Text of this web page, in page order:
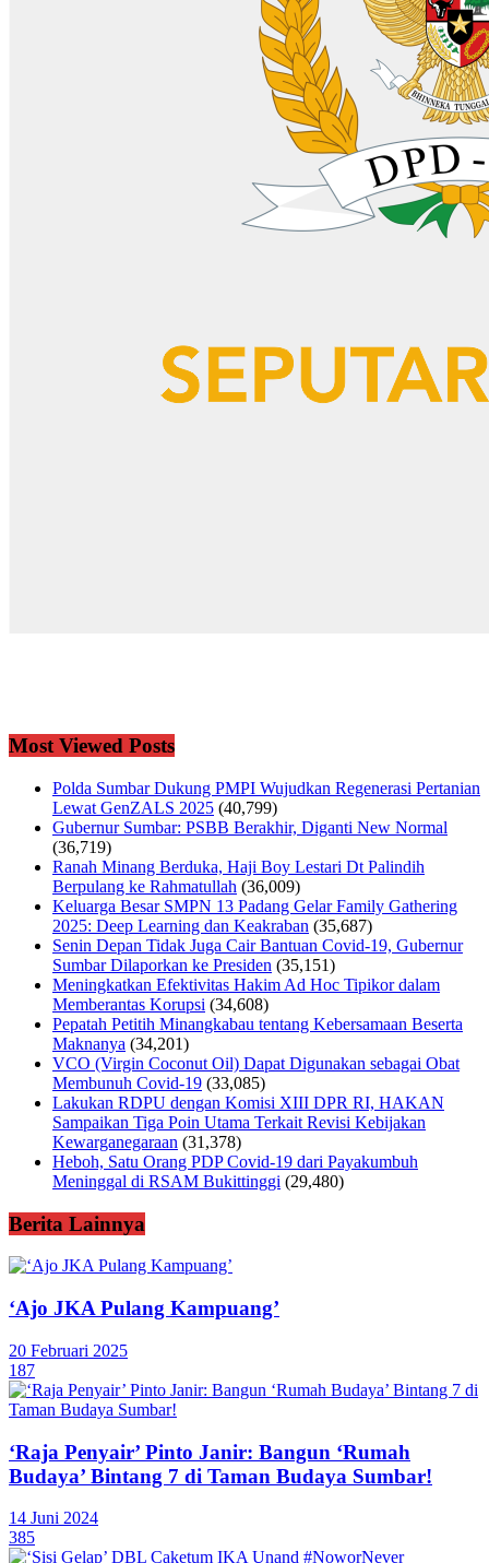
Most Viewed Posts
Polda Sumbar Dukung PMPI Wujudkan Regenerasi Pertanian
Lewat GenZALS 2025 (40,799)
Gubernur Sumbar: PSBB Berakhir, Diganti New Normal
(36,719)
Ranah Minang Berduka, Haji Boy Lestari Dt Palindih
Berpulang ke Rahmatullah (36,009)
Keluarga Besar SMPN 13 Padang Gelar Family Gathering
2025: Deep Learning dan Keakraban (35,687)
Senin Depan Tidak Juga Cair Bantuan Covid-19, Gubernur
Sumbar Dilaporkan ke Presiden (35,151)
Meningkatkan Efektivitas Hakim Ad Hoc Tipikor dalam
Memberantas Korupsi (34,608)
Pepatah Petitih Minangkabau tentang Kebersamaan Beserta
Maknanya (34,201)
VCO (Virgin Coconut Oil) Dapat Digunakan sebagai Obat
Membunuh Covid-19 (33,085)
Lakukan RDPU dengan Komisi XIII DPR RI, HAKAN
Sampaikan Tiga Poin Utama Terkait Revisi Kebijakan
Kewarganegaraan (31,378)
Heboh, Satu Orang PDP Covid-19 dari Payakumbuh
Meninggal di RSAM Bukittinggi (29,480)
Berita Lainnya
‘Ajo JKA Pulang Kampuang’
20 Februari 2025
187
‘Raja Penyair’ Pinto Janir: Bangun ‘Rumah
Budaya’ Bintang 7 di Taman Budaya Sumbar!
14 Juni 2024
385